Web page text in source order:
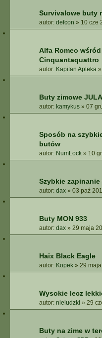
Survivalowe buty
autor: defcon » 10 cze
Alfa Romeo
Cinquantaquattro
autor: Kapitan Apteka »
Buty zimowe JULA
autor: kamykus » 07
Sposób na
butów
autor: NumLock » 10
Szybkie
autor: dax » 03 paź
Buty MON 933
autor: dax » 29 maja
Haix Black Eagle
autor: Kopek » 29
Wysokie lecz
autor: nieludzki » 29
Buty na zime w